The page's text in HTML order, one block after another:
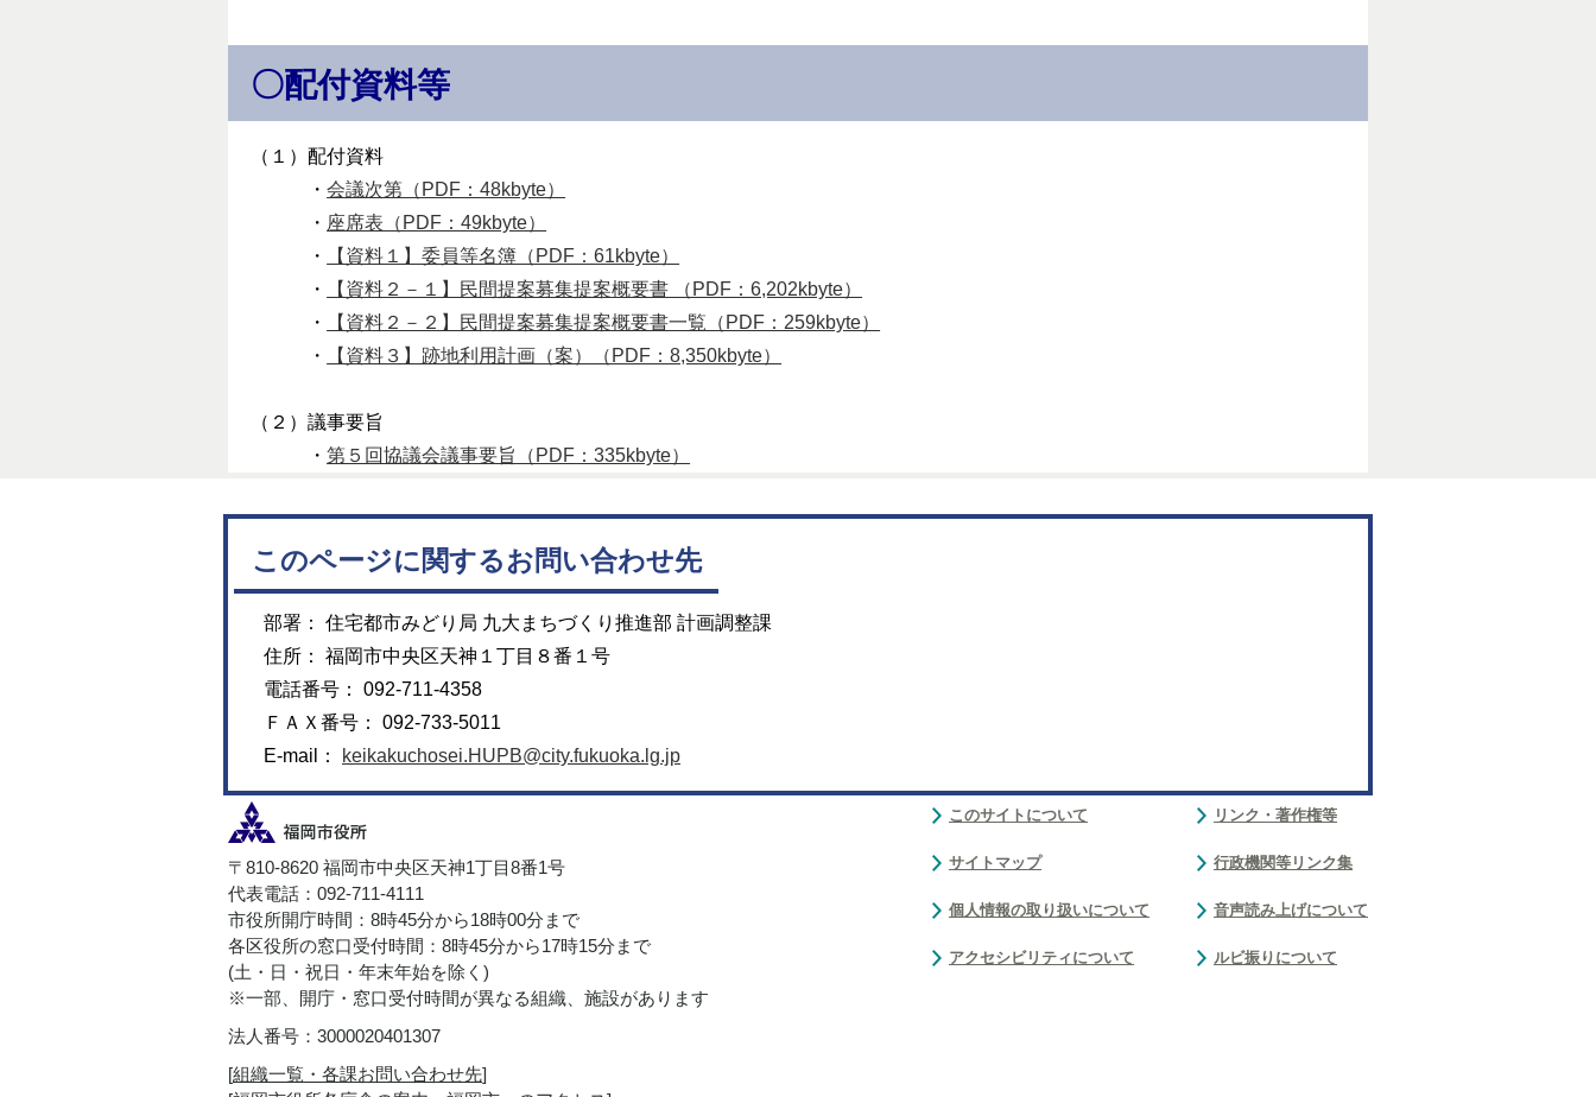
〇配付資料等
（１）配付資料
・会議次第（PDF：48kbyte）
・ 座席表（PDF：49kbyte）
・
【資料１】委員等名簿（PDF：61kbyte）
・
【資料２－１】民間提案募集提案概要書 （PDF：6,202kbyte）
・
【資料２－２】民間提案募集提案概要書一覧（PDF：259kbyte）
・
【資料３】跡地利用計画（案）（PDF：8,350kbyte）
（２）議事要旨
・第５回協議会議事要旨（PDF：335kbyte）
このページに関するお問い合わせ先
部署： 住宅都市みどり局 九大まちづくり推進部 計画調整課
住所： 福岡市中央区天神１丁目８番１号
電話番号： 092-711-4358
ＦＡＸ番号： 092-733-5011
E-mail：
keikakuchosei.HUPB@city.fukuoka.lg.jp
〒810-8620 福岡市中央区天神1丁目8番1号
代表電話：092-711-4111
市役所開庁時間：8時45分から18時00分まで
各区役所の窓口受付時間：8時45分から17時15分まで
(土・日・祝日・年末年始を除く)
※一部、開庁・窓口受付時間が異なる組織、施設があります
法人番号：3000020401307
[組織一覧・各課お問い合わせ先]
このサイトについて
サイトマップ
個人情報の取り扱いについて
アクセシビリティについて
リンク・著作権等
行政機関等リンク集
音声読み上げについて
ルビ振りについて